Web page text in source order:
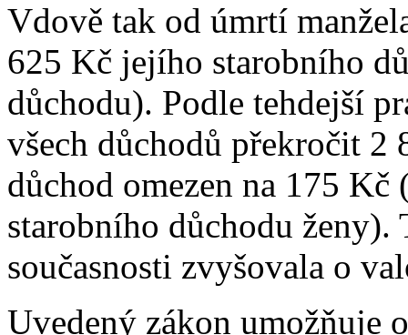
Vdově tak od úmrtí
625 Kč jejího starobního
důchodu). Podle tehdejší
všech důchodů překročit
důchod omezen na 175
starobního důchodu ženy).
současnosti zvyšovala o
Uvedený zákon umožňuje